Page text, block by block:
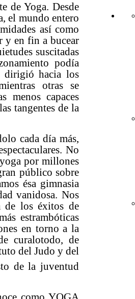
de Yoga. Desde
el mundo entero
así como
y en fin a bucear
suscitadas
podía
dirigió hacia los
otras se
menos capaces
tangentes de la
cada día más,
No
por millones
público sobre
ésa gimnasia
vanidosa. Nos
de los éxitos de
estrambóticas
en torno a la
curalotodo, de
del Judo y del
de la juventud